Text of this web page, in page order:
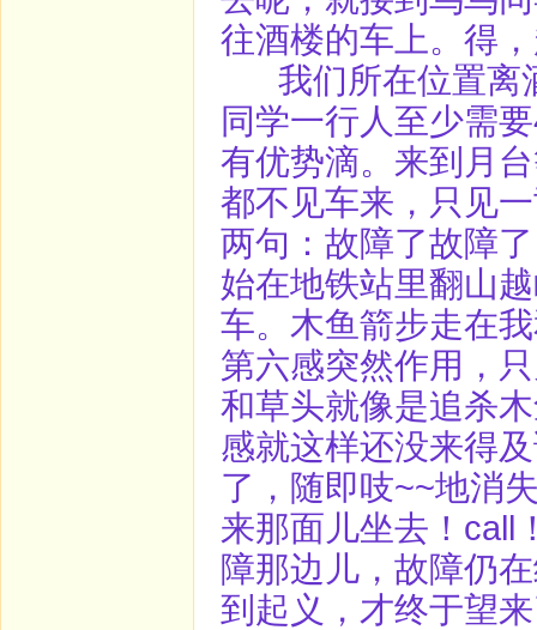
往酒楼的车上。得
我们所在位置离
同学一行人至少需
有优势滴。来到月
都不见车来，只见
两句：故障了故障
始在地铁站里翻山
车。木鱼箭步走在
第六感突然作用，
和草头就像是追杀
感就这样还没来得
了，随即吱~~地消
来那面儿坐去！call
障那边儿，故障仍
到起义，才终于望